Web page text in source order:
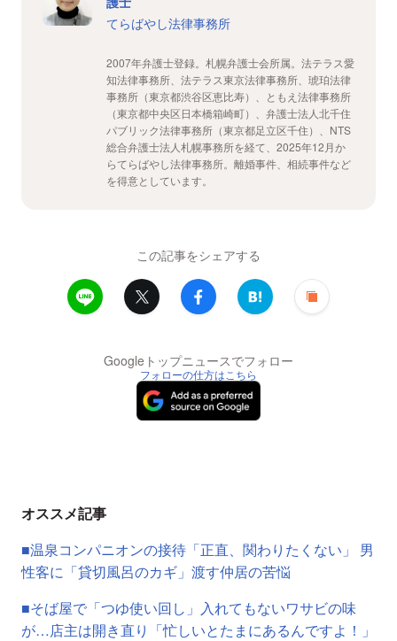
てらばやし法律事務所
2007年弁護士登録。札幌弁護士会所属。法テラス愛
知法律事務所、法テラス東京法律事務所、琥珀法律
事務所（東京都渋谷区恵比寿）、ともえ法律事務所
（東京都中央区日本橋箱崎町）、弁護士法人北千住
パブリック法律事務所（東京都足立区千住）、NTS
総合弁護士法人札幌事務所を経て、2025年12月か
らてらばやし法律事務所。離婚事件、相続事件など
を得意としています。
この記事をシェアする
Googleトップニュースでフォロー
フォローの仕方はこちら
オススメ記事
■温泉コンパニオンの接待「正直、関わりたくない」 男
性客に「貸切風呂のカギ」渡す仲居の苦悩
■そば屋で「つゆ使い回し」入れてもないワサビの味
が…店主は開き直り「忙しいとたまにあるんですよ！」